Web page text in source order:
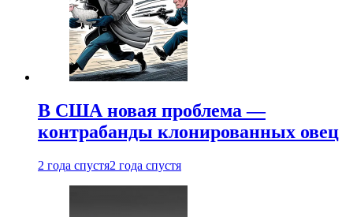
В США новая проблема —
контрабанды клонированных овец
2 года спустя2 года спустя